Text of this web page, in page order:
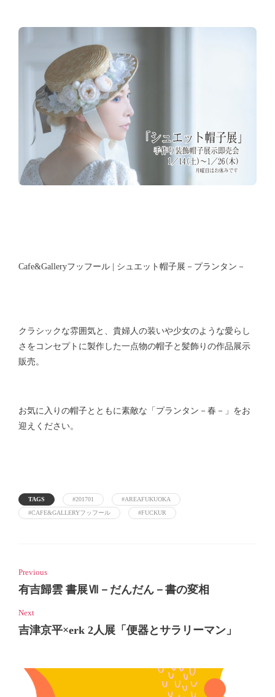
Cafe&Galleryフッフール | シュエット帽子展－プランタン－
クラシックな雰囲気と、貴婦人の装いや少女のような愛らし
さをコンセプトに製作した一点物の帽子と髪飾りの作品展示
販売。
お気に入りの帽子とともに素敵な「プランタン－春－」をお
迎えください。
TAGS #201701
#AREAFUKUOKA
#CAFE&GALLERYフッフール
#FUCKUR
Previous
有吉歸雲 書展Ⅶ－だんだん－書の変相
Next
吉津京平×erk 2人展「便器とサラリーマン」